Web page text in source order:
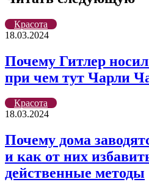
Красота
18.03.2024
Почему Гитлер
при чем тут Чарли
Красота
18.03.2024
Почему дома
и как от них
действенные методы